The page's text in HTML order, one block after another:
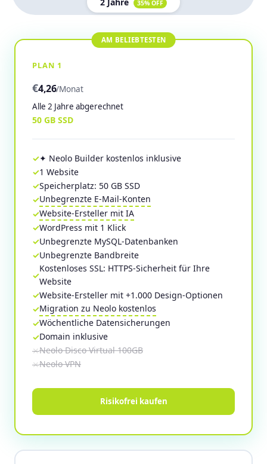
35% OFF
PLAN 1
€4,26/Monat
Alle 2 Jahre abgerechnet
50 GB SSD
✦ Neolo Builder kostenlos inklusive
1 Website
Speicherplatz: 50 GB SSD
Unbegrenzte E-Mail-Konten
Website-Ersteller mit IA
WordPress mit 1 Klick
Unbegrenzte MySQL-Datenbanken
Unbegrenzte Bandbreite
Kostenloses SSL: HTTPS-Sicherheit für Ihre
Website
Website-Ersteller mit +1.000 Design-Optionen
Migration zu Neolo kostenlos
Wöchentliche Datensicherungen
Domain inklusive
Neolo Disco Virtual 100GB
Neolo VPN
Risikofrei kaufen